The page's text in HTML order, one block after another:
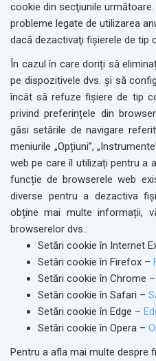
cookie din secţiunile
probleme legate de utilizarea
dacă dezactivaţi fişierele de tip
În cazul în care doriți să
pe dispozitivele dvs. și să
încât să refuze fișiere de tip
privind preferințele din
găsi setările de navigare
meniurile „Opțiuni”,
web pe care îl utilizați pentru a
funcție de browserele web
diverse pentru a dezactiva
obține mai multe informații,
browserelor dvs.:
Setări cookie în Internet
Setări cookie în Firefox –
Setări cookie în Chrome –
Setări cookie în Safari –
Setări cookie în Edge –
Setări cookie în Opera –
Pentru a afla mai multe despre